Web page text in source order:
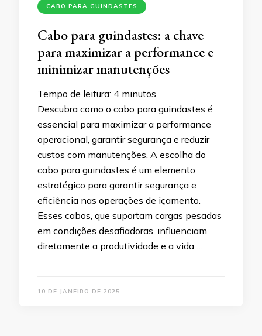
CABO PARA GUINDASTES
Cabo para guindastes: a chave
para maximizar a performance e
minimizar manutenções
Tempo de leitura: 4 minutos
Descubra como o cabo para guindastes é
essencial para maximizar a performance
operacional, garantir segurança e reduzir
custos com manutenções. A escolha do
cabo para guindastes é um elemento
estratégico para garantir segurança e
eficiência nas operações de içamento.
Esses cabos, que suportam cargas pesadas
em condições desafiadoras, influenciam
diretamente a produtividade e a vida …
10 DE JANEIRO DE 2025